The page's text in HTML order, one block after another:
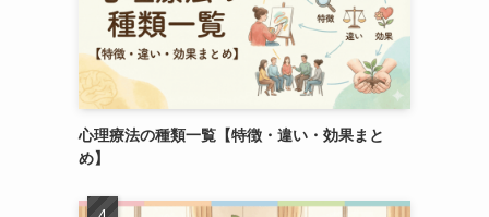
心理療法の種類一覧【特徴・違い・効果まと
め】